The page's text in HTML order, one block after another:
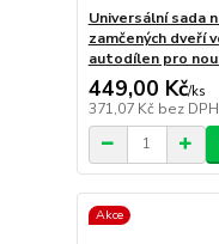
Universální sada
zamčených dveří
autodílen pro
449,00 Kč/ks
371,07 Kč bez DPH
Akce